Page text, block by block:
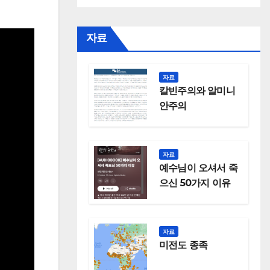
자료
자료
칼빈주의와 알미니
안주의
자료
예수님이 오셔서 죽
으신 50가지 이유
자료
미전도 종족